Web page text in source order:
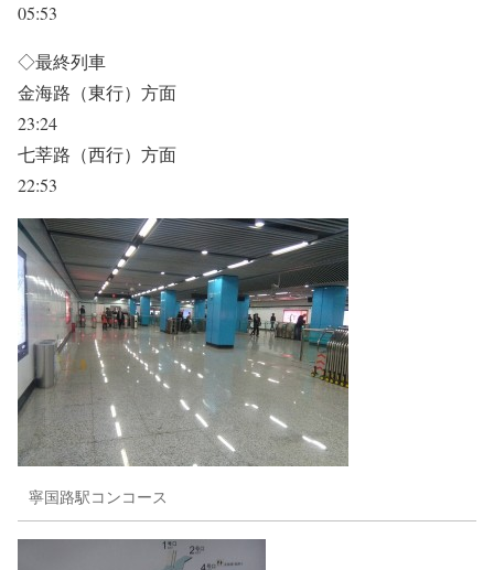
05:53
◇最終列車
金海路（東行）方面
23:24
七莘路（西行）方面
22:53
寧国路駅コンコース